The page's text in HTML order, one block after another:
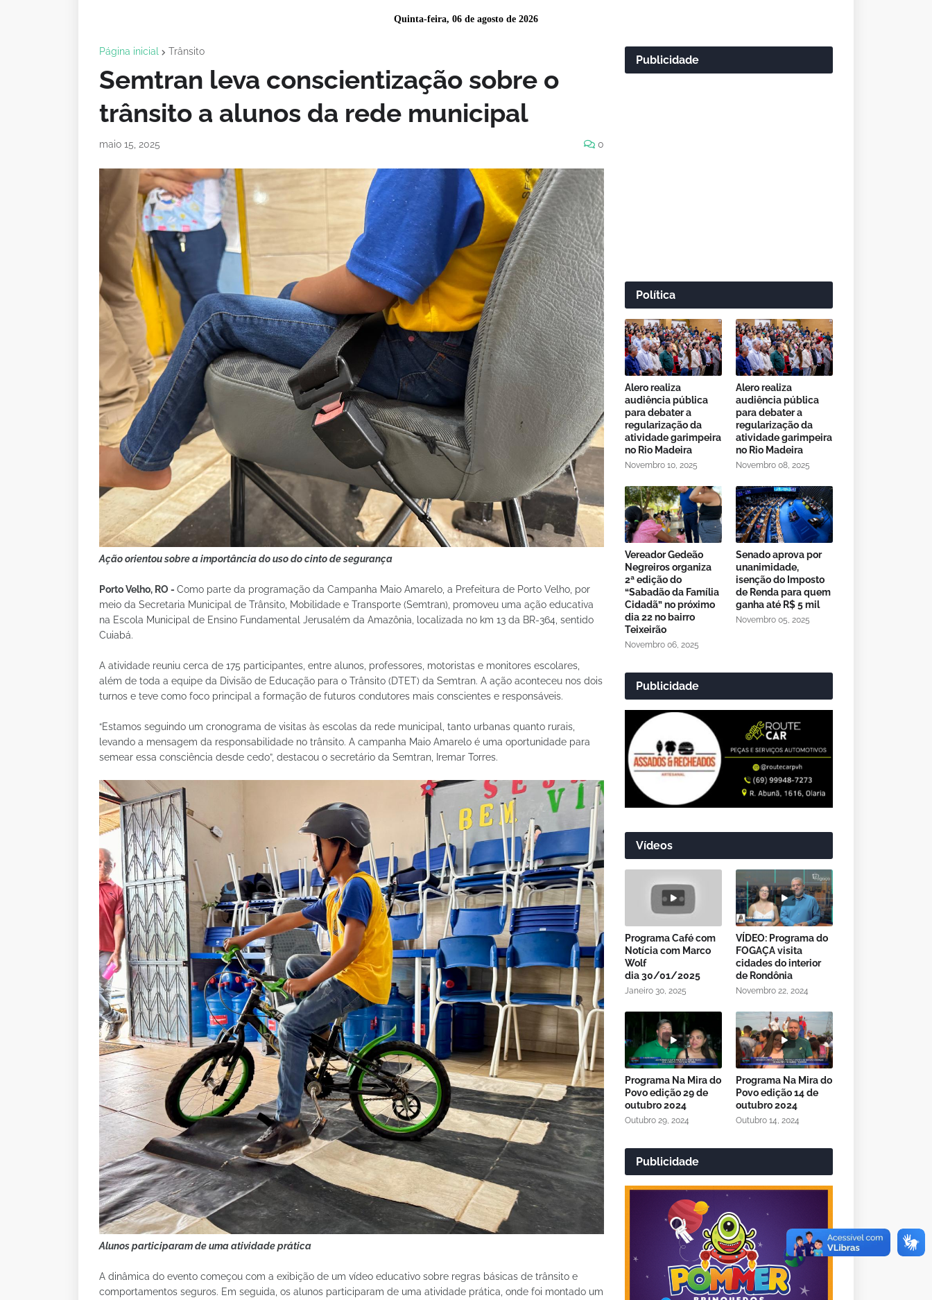
Quinta-feira, 06 de agosto de 2026
Página inicial Trânsito
Semtran leva conscientização sobre o
trânsito a alunos da rede municipal
maio 15, 2025 0
Ação orientou sobre a importância do uso do cinto de segurança
Porto Velho, RO - Como parte da programação da Campanha Maio Amarelo, a Prefeitura de Porto Velho, por
meio da Secretaria Municipal de Trânsito, Mobilidade e Transporte (Semtran), promoveu uma ação educativa
na Escola Municipal de Ensino Fundamental Jerusalém da Amazônia, localizada no km 13 da BR-364, sentido
Cuiabá.
A atividade reuniu cerca de 175 participantes, entre alunos, professores, motoristas e monitores escolares,
além de toda a equipe da Divisão de Educação para o Trânsito (DTET) da Semtran. A ação aconteceu nos dois
turnos e teve como foco principal a formação de futuros condutores mais conscientes e responsáveis.
“Estamos seguindo um cronograma de visitas às escolas da rede municipal, tanto urbanas quanto rurais,
levando a mensagem da responsabilidade no trânsito. A campanha Maio Amarelo é uma oportunidade para
semear essa consciência desde cedo”, destacou o secretário da Semtran, Iremar Torres.
Alunos participaram de uma atividade prática
A dinâmica do evento começou com a exibição de um vídeo educativo sobre regras básicas de trânsito e
comportamentos seguros. Em seguida, os alunos participaram de uma atividade prática, onde foi montado um
Publicidade
Política
Alero realiza
audiência pública
para debater a
regularização da
atividade garimpeira
no Rio Madeira
Novembro 10, 2025
Alero realiza
audiência pública
para debater a
regularização da
atividade garimpeira
no Rio Madeira
Novembro 08, 2025
Vereador Gedeão
Negreiros organiza
2ª edição do
“Sabadão da Família
Cidadã” no próximo
dia 22 no bairro
Teixeirão
Novembro 06, 2025
Senado aprova por
unanimidade,
isenção do Imposto
de Renda para quem
ganha até R$ 5 mil
Novembro 05, 2025
Publicidade
Vídeos
Programa Café com
Notícia com Marco
Wolf
dia 30/01/2025
Janeiro 30, 2025
VÍDEO: Programa do
FOGAÇA visita
cidades do interior
de Rondônia
Novembro 22, 2024
Programa Na Mira do
Povo edição 29 de
outubro 2024
Outubro 29, 2024
Programa Na Mira do
Povo edição 14 de
outubro 2024
Outubro 14, 2024
Publicidade